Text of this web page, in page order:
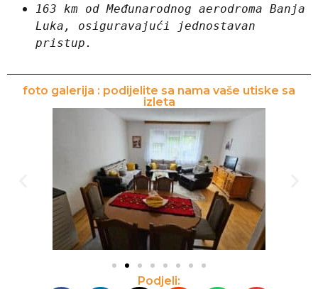
163 km od Međunarodnog aerodroma Banja
Luka, osiguravajući jednostavan
pristup.
foto galerija : podijelite sa nama vaše utiske sa
izleta
Podjeli: